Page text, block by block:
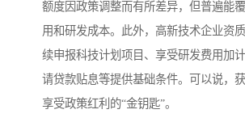
额度因政策调整而有所差异，但普遍能
用和研发成本。此外，高新技术企业资
续申报科技计划项目、享受研发费用加
请贷款贴息等提供基础条件。可以说，
享受政策红利的“金钥匙”。